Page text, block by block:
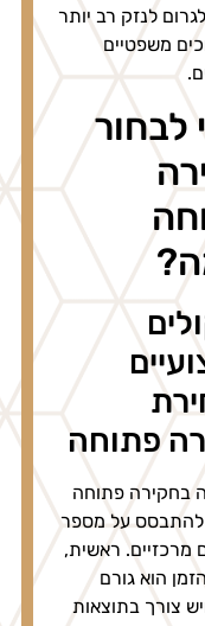
לנזק רב יותר
פתוחה
פתוחה
על מספר
ראשית,
גורם
בתוצאות